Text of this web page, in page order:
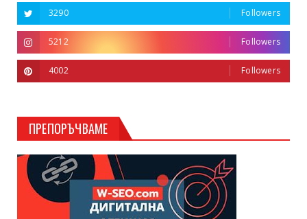
3290 Followers
5212 Followers
4002 Followers
ПРЕПОРЪЧВАМЕ